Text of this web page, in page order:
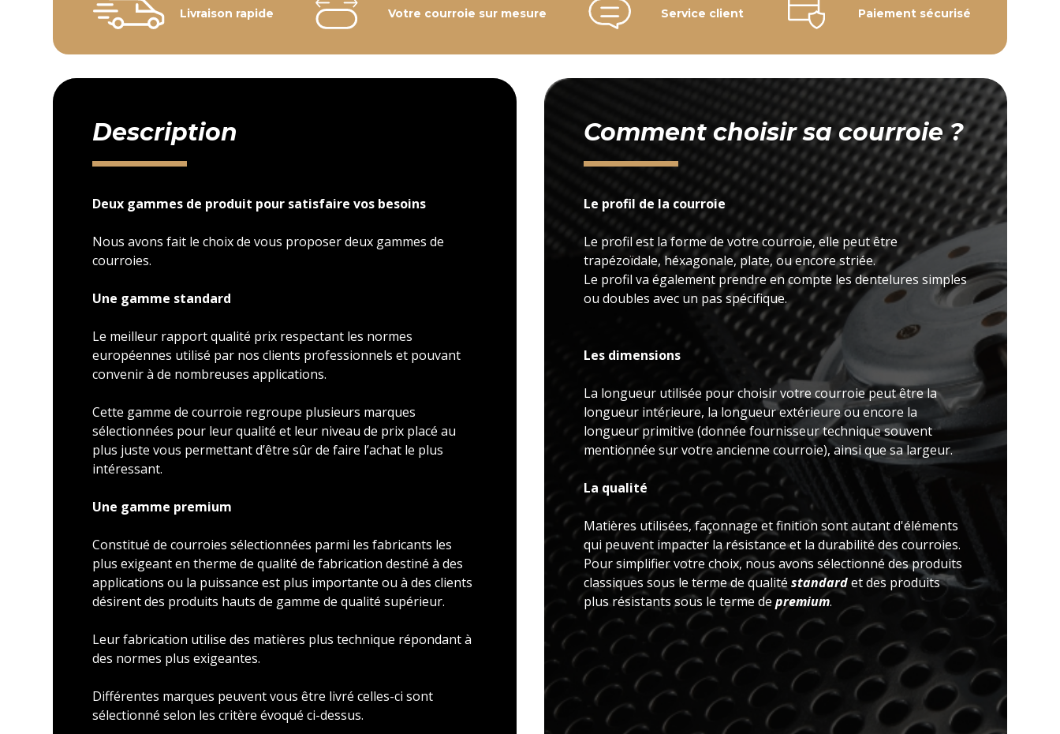
Livraison rapide Votre courroie sur mesure Service client Paiement sécurisé
Description
Deux gammes de produit pour satisfaire vos besoins
Nous avons fait le choix de vous proposer deux gammes de
courroies.
Une gamme standard
Le meilleur rapport qualité prix respectant les normes
européennes utilisé par nos clients professionnels et pouvant
convenir à de nombreuses applications.
Cette gamme de courroie regroupe plusieurs marques
sélectionnées pour leur qualité et leur niveau de prix placé au
plus juste vous permettant d’être sûr de faire l’achat le plus
intéressant.
Une gamme premium
Constitué de courroies sélectionnées parmi les fabricants les
plus exigeant en therme de qualité de fabrication destiné à des
applications ou la puissance est plus importante ou à des clients
désirent des produits hauts de gamme de qualité supérieur.
Leur fabrication utilise des matières plus technique répondant à
des normes plus exigeantes.
Différentes marques peuvent vous être livré celles-ci sont
sélectionné selon les critère évoqué ci-dessus.
Comment choisir sa courroie ?
Le profil de la courroie
Le profil est la forme de votre courroie, elle peut être
trapézoïdale, héxagonale, plate, ou encore striée.
Le profil va également prendre en compte les dentelures simples
ou doubles avec un pas spécifique.
Les dimensions
La longueur utilisée pour choisir votre courroie peut être la
longueur intérieure, la longueur extérieure ou encore la
longueur primitive (donnée fournisseur technique souvent
mentionnée sur votre ancienne courroie), ainsi que sa largeur.
La qualité
Matières utilisées, façonnage et finition sont autant d'éléments
qui peuvent impacter la résistance et la durabilité des courroies.
Pour simplifier votre choix, nous avons sélectionné des produits
classiques sous le terme de qualité standardet des produits
plus résistants sous le terme de premium.